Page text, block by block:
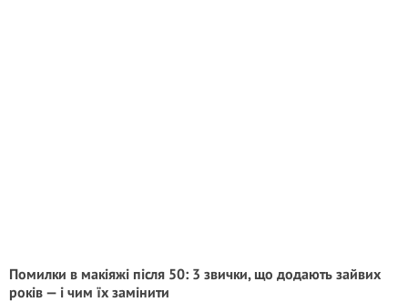
Помилки в макіяжі після 50: 3 звички, що додають зайвих
років — і чим їх замінити